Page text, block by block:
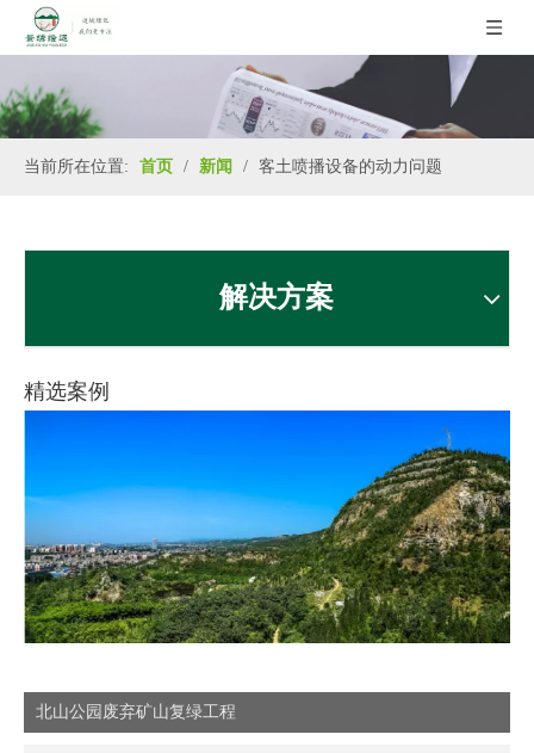
当前所在位置: 首页 / 新闻 / 客土喷播设备的动力问题
解决方案
精选案例
北山公园废弃矿山复绿工程